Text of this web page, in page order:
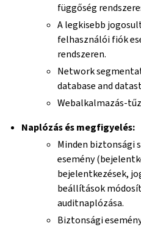
függőség
A legkisebb
felhasználói fiók
rendszeren.
Network
database and
Webalkalmazás-
Naplózás és megfigyelés:
Minden biztonsági
esemény
bejelentkezések,
beállítások
auditnaplózása.
Biztonsági